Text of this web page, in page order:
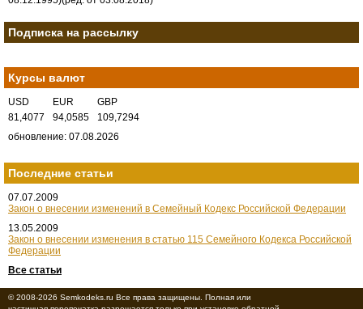
Подписка на рассылку
Курсы валют
USD EUR
GBP
81,4077
94,0585
109,7294
обновление: 07.08.2026
Последние статьи
07.07.2009
Закон о внесении изменений в Семейный Кодекс Российской Федерации
13.05.2009
Закон о внесении изменения в статью 115 Семейного Кодекса Российской
Федерации
Все статьи
© 2008-2026 Semkodeks.ru Все права защищены. Полная или